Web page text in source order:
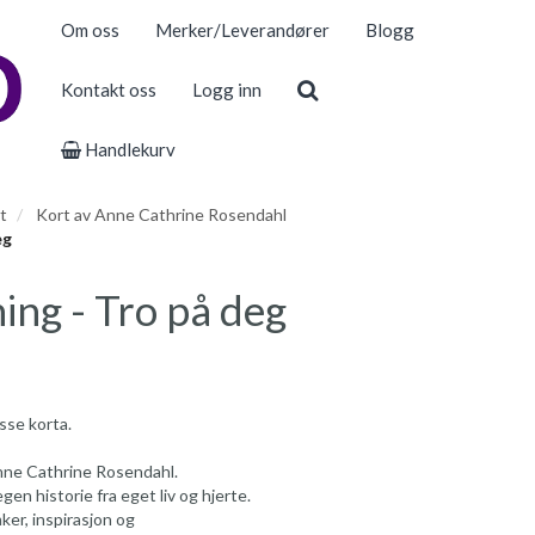
Om oss Merker/Leverandører Blogg
Kontakt oss Logg inn
Handlekurv
Kort av Anne Cathrine Rosendahl
- Tro på deg
korta.
Cathrine Rosendahl.
historie fra eget liv og hjerte.
inspirasjon og